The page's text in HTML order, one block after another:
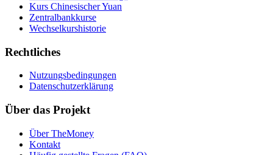
Kurs Chinesischer Yuan
Zentralbankkurse
Wechselkurshistorie
Rechtliches
Nutzungsbedingungen
Datenschutzerklärung
Über das Projekt
Über TheMoney
Kontakt